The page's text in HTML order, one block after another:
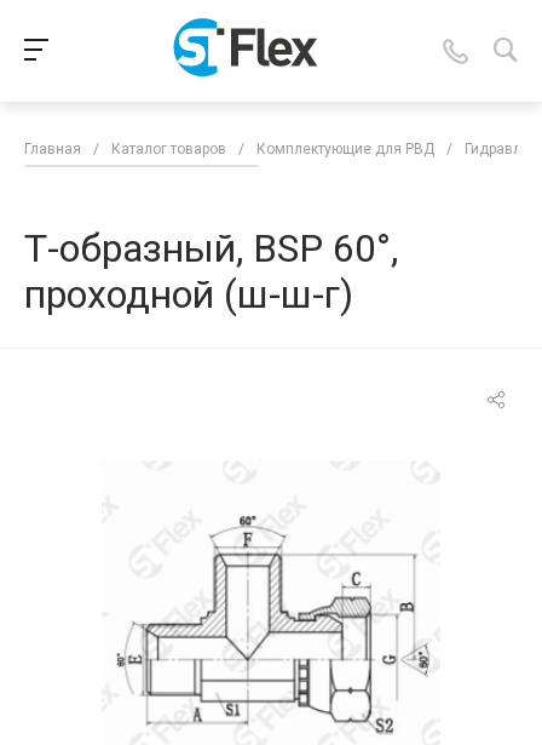
Главная / Каталог товаров / Комплектующие для РВД /
Т-образный, BSP 60°,
проходной (ш-ш-г)